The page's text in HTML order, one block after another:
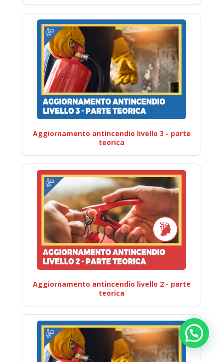
Aggiornamento antincendio livello 3 - parte
teorica
Aggiornamento antincendio livello 2 - parte
teorica